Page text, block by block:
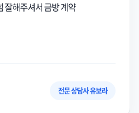
잘해주셔서 금방 계약
전문 상담사 유보라